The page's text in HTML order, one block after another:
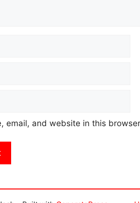
email, and website in this